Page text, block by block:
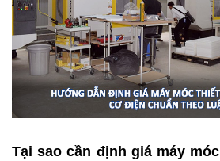
Tại sao cần định giá máy